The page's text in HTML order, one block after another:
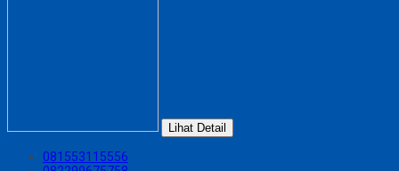
Lihat Detail
081553115556